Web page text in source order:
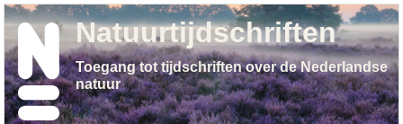
Natuurtijdschriften
Toegang tot tijdschriften over de Nederlandse
natuur